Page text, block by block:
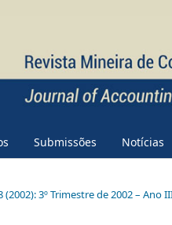
Submissões Notícias
(2002): 3º Trimestre de 2002 – Ano